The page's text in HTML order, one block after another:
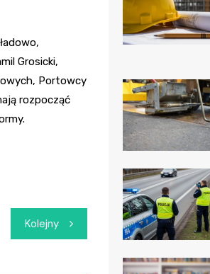
Grosicki,
Portowcy
rozpocząć
Kolejny